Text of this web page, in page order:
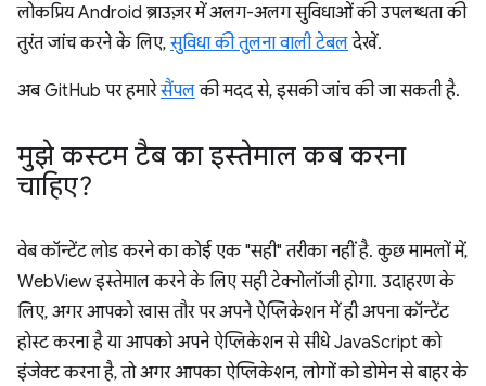
लोकप्रिय Android ब्राउज़र में अलग-अलग सुविधाओं की उपलब्धता की
तुरंत जांच करने के लिए,सुविधा की तुलना वाली टेबलदेखें.
अब GitHub पर हमारेसैंपलकी मदद से, इसकी जांच की जा सकती है.
मुझे कस्टम टैब का इस्तेमाल कब करना
चाहिए?
वेब कॉन्टेंट लोड करने का कोई एक "सही" तरीका नहीं है. कुछ मामलों में,
WebView इस्तेमाल करने के लिए सही टेक्नोलॉजी होगा. उदाहरण के
लिए, अगर आपको खास तौर पर अपने ऐप्लिकेशन में ही अपना कॉन्टेंट
होस्ट करना है या आपको अपने ऐप्लिकेशन से सीधे JavaScript को
इंजेक्ट करना है, तो अगर आपका ऐप्लिकेशन, लोगों को डोमेन से बाहर के